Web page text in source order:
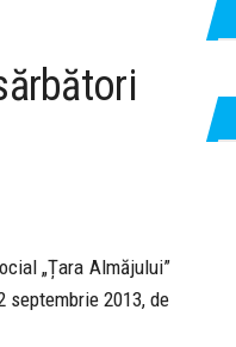
„Țara Almăjului”
2013, de